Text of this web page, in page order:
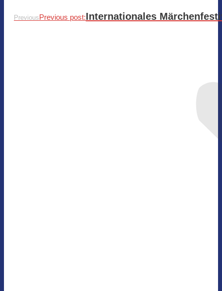
PreviousPrevious post:Internationales